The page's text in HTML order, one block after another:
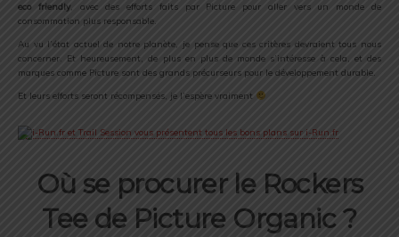
eco friendly, avec des efforts faits par Picture pour aller vers un monde de
consommation plus responsable.
Au vu l’état actuel de notre planète, je pense que ces critères devraient tous nous
concerner. Et heureusement, de plus en plus de monde s’intéresse à cela, et des
marques comme Picture sont des grands précurseurs pour le développement durable.
Et leurs efforts seront récompensés, je l’espère vraiment
Où se procurer le Rockers
Tee de Picture Organic ?